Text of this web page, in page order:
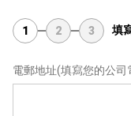
1 2 3 填
電郵地址(填寫您的公司